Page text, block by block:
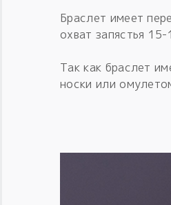
Браслет имеет
охват запястья
Так как браслет
носки или